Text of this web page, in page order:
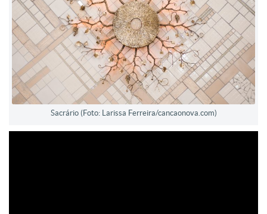
Sacrário (Foto: Larissa Ferreira/cancaonova.com)